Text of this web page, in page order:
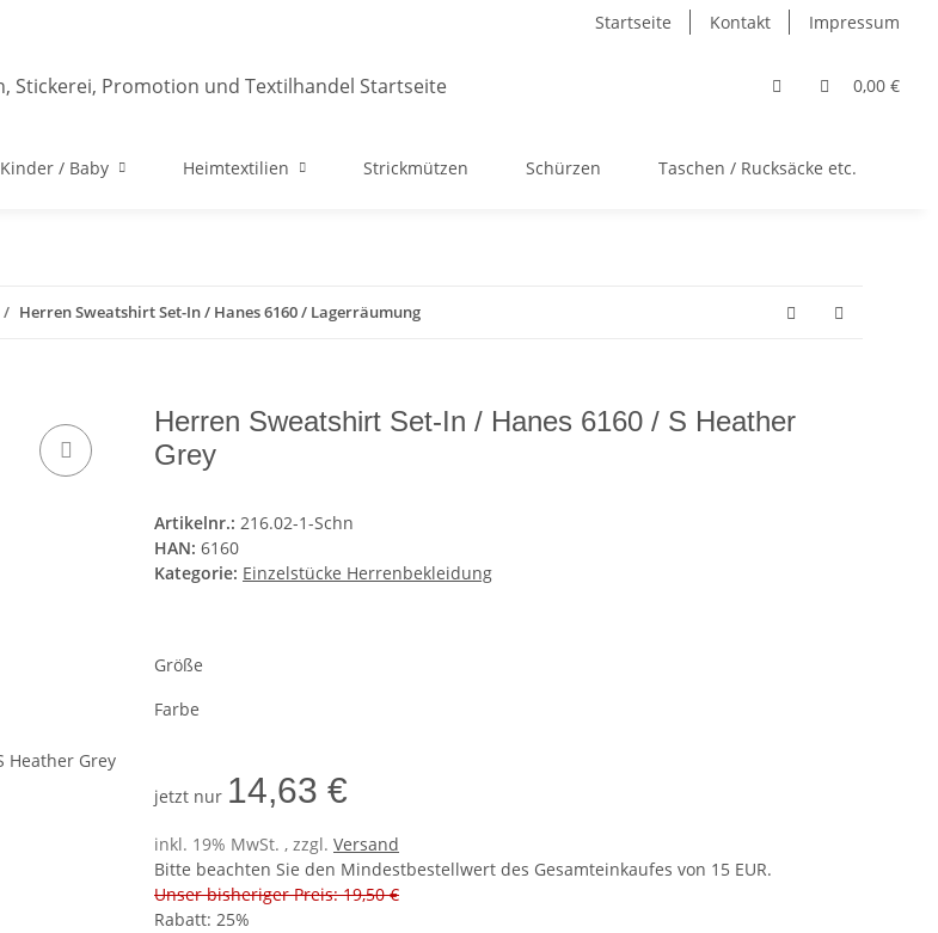
Startseite Kontakt Impressum
0,00 €
Kinder / Baby Heimtextilien Strickmützen Schürzen Taschen / Rucksäcke etc.
Herren Sweatshirt Set-In / Hanes 6160 / Lagerräumung
Herren Sweatshirt Set-In / Hanes 6160 / S Heather
Grey
Artikelnr.: 216.02-1-Schn
HAN: 6160
Kategorie: Einzelstücke Herrenbekleidung
Größe
Farbe
jetzt nur 14,63 €
inkl. 19% MwSt. , zzgl. Versand
Bitte beachten Sie den Mindestbestellwert des Gesamteinkaufes von 15 EUR.
Unser bisheriger Preis: 19,50 €
Rabatt: 25%